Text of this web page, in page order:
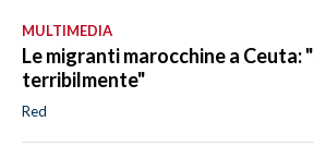
MULTIMEDIA
Le migranti marocchine a Ceuta:
terribilmente"
Red